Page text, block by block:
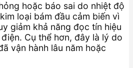
hoặc báo sai do nhiệt độ
loại bám đầu cảm biến vì
giảm khả năng đọc tín hiệu
Cụ thể hơn, đây là lý do
vận hành lâu năm hoặc